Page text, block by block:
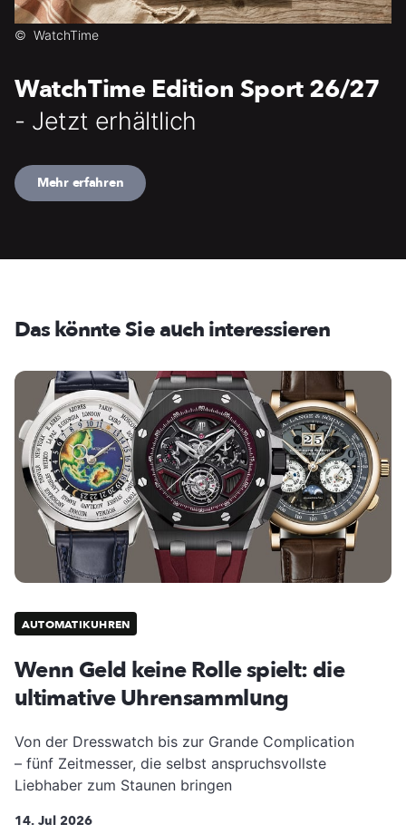
© WatchTime
WatchTime Edition Sport 26/27
- Jetzt erhältlich
Mehr erfahren
Das könnte Sie auch interessieren
AUTOMATIKUHREN
Wenn Geld keine Rolle spielt: die
ultimative Uhrensammlung
Von der Dresswatch bis zur Grande Complication
– fünf Zeitmesser, die selbst anspruchsvollste
Liebhaber zum Staunen bringen
14. Jul 2026